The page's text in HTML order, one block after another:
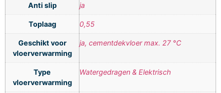
Anti slip ja
Toplaag 0,55
Geschikt voor
vloerverwarming
ja, cementdekvloer max. 27 °C
Type
vloerverwarming
Watergedragen & Elektrisch